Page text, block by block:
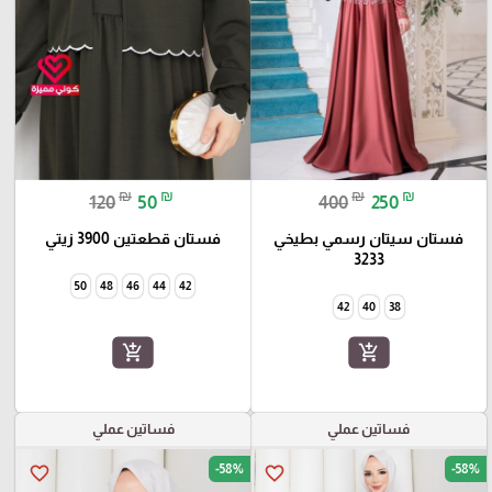
400₪ 250 ₪
فستان سيتان رسمي بطيخي
3233
38
40
42
add_shopping_cart
120₪ 50 ₪
فستان قطعتين 3900 زيتي
42
44
46
48
50
add_shopping_cart
فساتين عملي
favorite_border -58%
فساتين عملي
favorite_border -58%